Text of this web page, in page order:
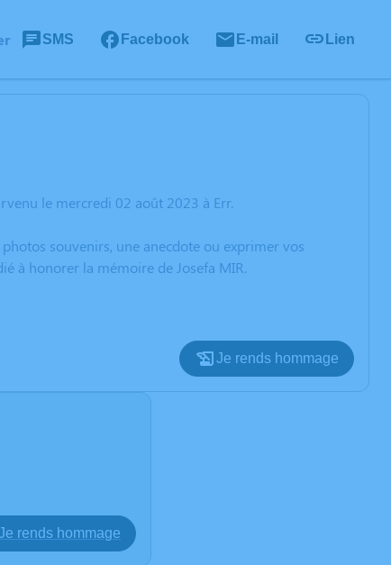
SMS Facebook E-mail Lien
le mercredi 02 août 2023 à Err.
souvenirs, une anecdote ou exprimer vos
à honorer la mémoire de Josefa MIR.
Je rends hommage
rends hommage